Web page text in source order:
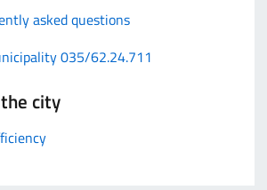
asked questions
035/62.24.711
city